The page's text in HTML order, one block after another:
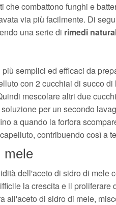
che combattono funghi e
via più facilmente. Di
una serie di rimedi
semplici ed efficaci da
con 2 cucchiai di succo
mescolare altri due
per un secondo
a quando la forfora
contribuendo così a
mele
dell'aceto di sidro di mele
la crescita e il proliferare
all'aceto di sidro di mele,